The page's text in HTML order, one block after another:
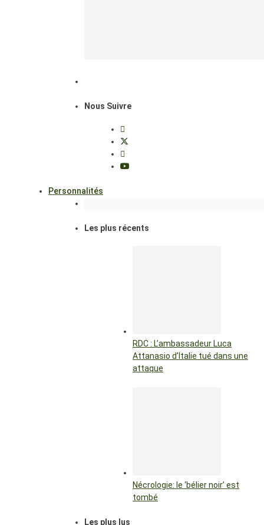
Nous Suivre
Personnalités
Les plus récents
RDC : L’ambassadeur Luca
Attanasio d’Italie tué dans une
attaque
Nécrologie: le ‘bélier noir’ est
tombé
Les plus lus